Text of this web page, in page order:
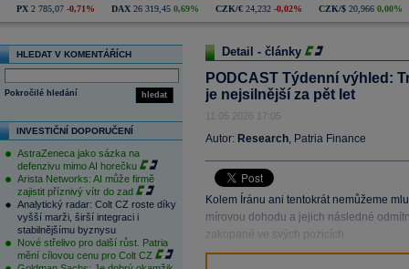
PX 2 785,07 -0,71% DAX 26 319,45 0,69% CZK/€ 24,232 -0,02% CZK/$ 20,966 0,00%
HLEDAT V KOMENTÁŘÍCH
hledat
Pokročilé hledání
INVESTIČNÍ DOPORUČENÍ
AstraZeneca jako sázka na
defenzivu mimo AI horečku
Arista Networks: AI může firmě
zajistit příznivý vítr do zad
Analytický radar: Colt CZ roste díky
vyšší marži, širší integraci i
stabilnějšímu byznysu
Nové střelivo pro další růst. Patria
mění cílovou cenu pro Colt CZ
Detail - články
PODCAST Týdenní výhled:
je nejsilnější za pět let
11.05.2026 17:05
Autor: Research, Patria Finance
Kolem Íránu ani tentokrát nemůžeme
mírovou dohodu a jejich následné
zakopané ve svých pozicích.